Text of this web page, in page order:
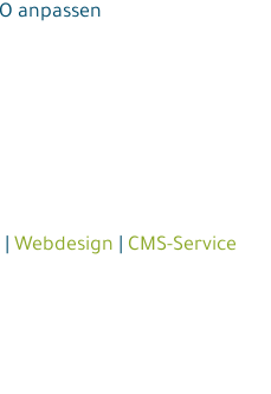
anpassen
Webdesign CMS-Service